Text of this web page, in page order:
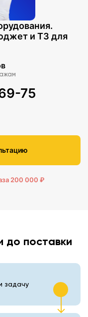
и ТЗ для
75
200 000 ₽
до поставки
задачу